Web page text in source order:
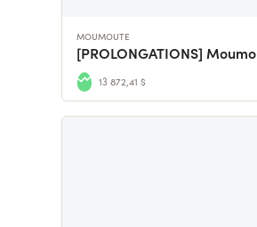
MOUMOUTE
13 872,41 $